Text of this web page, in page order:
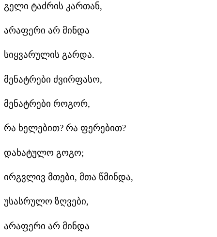
გელი ტაძრის კართან,
არაფერი არ მინდა
სიყვარულის გარდა.
მენატრები ძვირფასო,
მენატრები როგორ,
რა ხელებით? რა ფერებით?
დახატულო გოგო;
ირგვლივ მთები, მთა წმინდა,
უსასრულო ზღვები,
არაფერი არ მინდა